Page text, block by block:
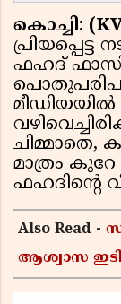
കൊച്ചി:
ഫഹദ്
ചിമ്മാതെ,
മാത്രം
ഫഹദിന്റെ
Also Read -
ആശ്വാസ